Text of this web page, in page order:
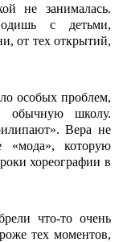
не занималась.
с детьми,
от тех открытий,
особых проблем,
обычную школу.
Вера не
«мода», которую
хореографии в
что-то очень
тех моментов,